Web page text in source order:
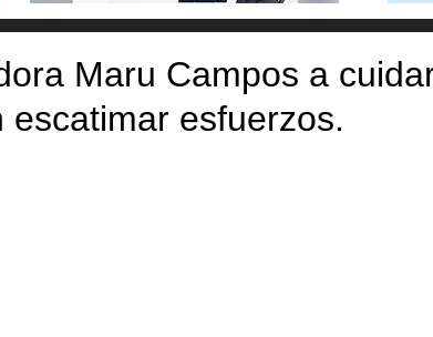
Maru Campos a
escatimar esfuerzos.